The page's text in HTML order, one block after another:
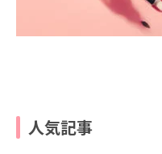
人気記事